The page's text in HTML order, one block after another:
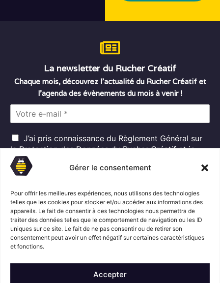
Gérer le consentement
Pour offrir les meilleures expériences, nous utilisons des technologies
telles que les cookies pour stocker et/ou accéder aux informations des
appareils. Le fait de consentir à ces technologies nous permettra de
traiter des données telles que le comportement de navigation ou les ID
uniques sur ce site. Le fait de ne pas consentir ou de retirer son
consentement peut avoir un effet négatif sur certaines caractéristiques
et fonctions.
Accepter
La newsletter du Rucher Créatif
Chaque mois, découvrez l’actualité du Rucher Créatif et
l’agenda des évènements du mois à venir !
l
*
R
G
D
P
J’ai pris connaissance du Règlement Général sur
la Protection des Donnéesdu Rucher Créatif et je
consens au traitement de mes données personnelles
dans ces conditions.*
S'abonner
Suivez l'actualité du Rucher créatif